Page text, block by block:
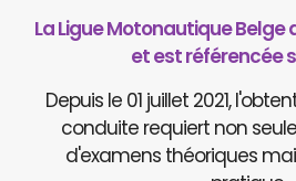
La Ligue Motonautique Belge
et est référencée
Depuis le 01 juillet 2021,
conduite requiert non
d'examens théoriques